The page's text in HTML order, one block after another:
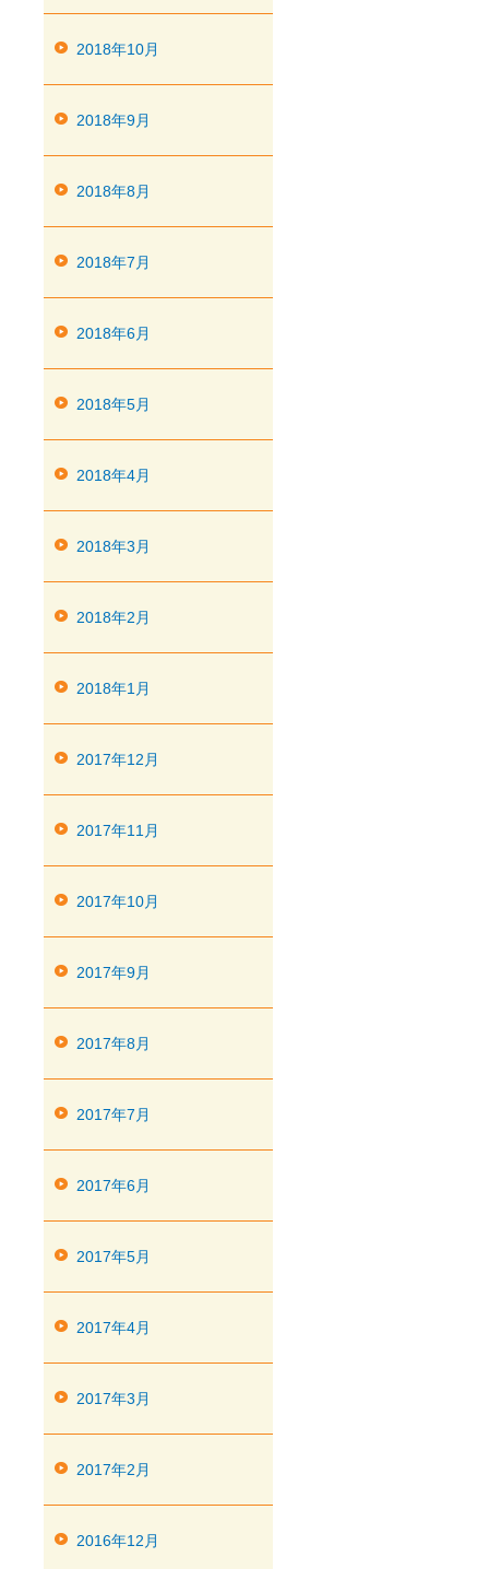
2018年10月
2018年9月
2018年8月
2018年7月
2018年6月
2018年5月
2018年4月
2018年3月
2018年2月
2018年1月
2017年12月
2017年11月
2017年10月
2017年9月
2017年8月
2017年7月
2017年6月
2017年5月
2017年4月
2017年3月
2017年2月
2016年12月